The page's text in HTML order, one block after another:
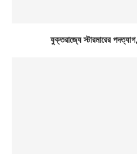
যুক্তরাজ্যে স্টারমারের